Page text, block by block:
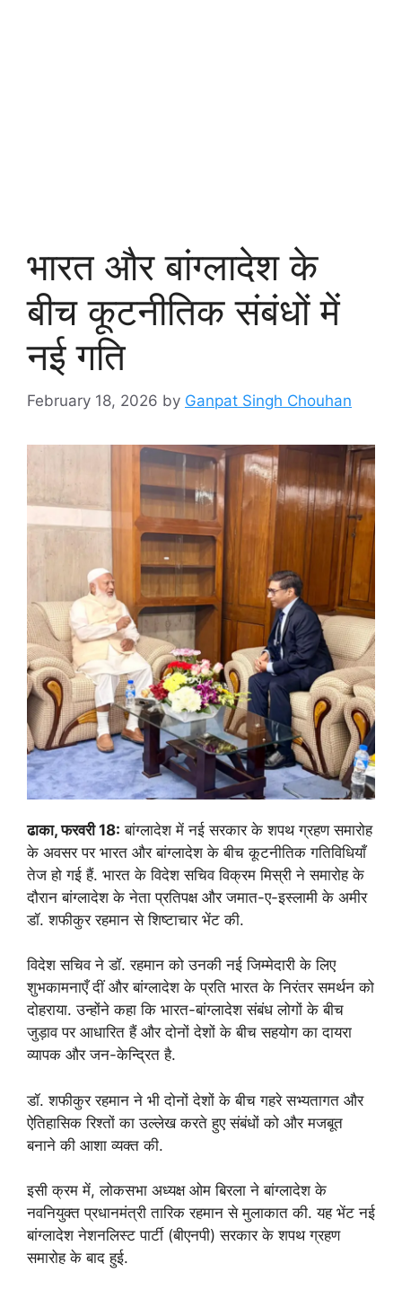
भारत और बांग्लादेश के
बीच कूटनीतिक संबंधों में
नई गति
February 18, 2026 by Ganpat Singh Chouhan
ढाका, फरवरी 18: बांग्लादेश में नई सरकार के शपथ ग्रहण समारोह
के अवसर पर भारत और बांग्लादेश के बीच कूटनीतिक गतिविधियाँ
तेज हो गई हैं. भारत के विदेश सचिव विक्रम मिस्री ने समारोह के
दौरान बांग्लादेश के नेता प्रतिपक्ष और जमात-ए-इस्लामी के अमीर
डॉ. शफीकुर रहमान से शिष्टाचार भेंट की.
विदेश सचिव ने डॉ. रहमान को उनकी नई जिम्मेदारी के लिए
शुभकामनाएँ दीं और बांग्लादेश के प्रति भारत के निरंतर समर्थन को
दोहराया. उन्होंने कहा कि भारत-बांग्लादेश संबंध लोगों के बीच
जुड़ाव पर आधारित हैं और दोनों देशों के बीच सहयोग का दायरा
व्यापक और जन-केन्द्रित है.
डॉ. शफीकुर रहमान ने भी दोनों देशों के बीच गहरे सभ्यतागत और
ऐतिहासिक रिश्तों का उल्लेख करते हुए संबंधों को और मजबूत
बनाने की आशा व्यक्त की.
इसी क्रम में, लोकसभा अध्यक्ष ओम बिरला ने बांग्लादेश के
नवनियुक्त प्रधानमंत्री तारिक रहमान से मुलाकात की. यह भेंट नई
बांग्लादेश नेशनलिस्ट पार्टी (बीएनपी) सरकार के शपथ ग्रहण
समारोह के बाद हुई.